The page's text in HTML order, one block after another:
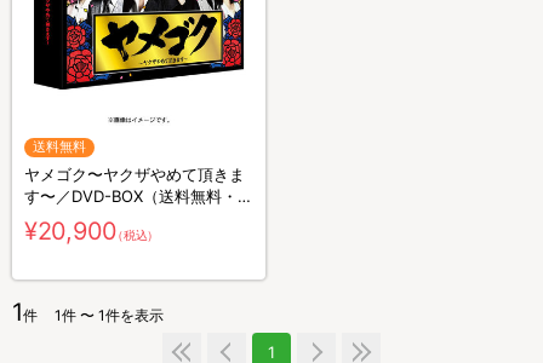
送料無料
ヤメゴク〜ヤクザやめて頂きま
す〜／DVD-BOX（送料無料・6
枚組）
¥20,900（税込）
1件 1件 〜 1件を表示
1